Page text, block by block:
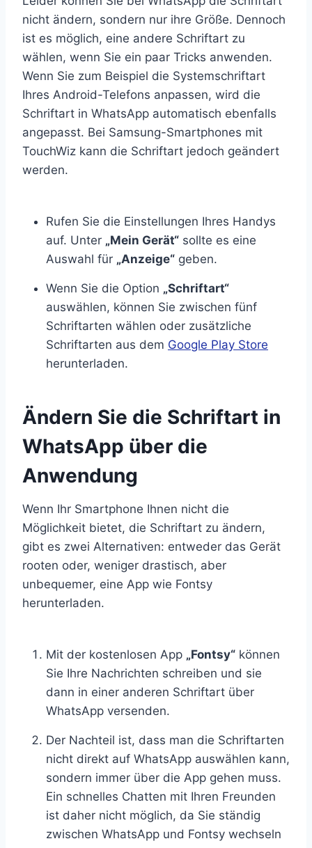
nicht ändern, sondern nur ihre Größe. Dennoch
ist es möglich, eine andere Schriftart zu
wählen, wenn Sie ein paar Tricks anwenden.
Wenn Sie zum Beispiel die Systemschriftart
Ihres Android-Telefons anpassen, wird die
Schriftart in WhatsApp automatisch ebenfalls
angepasst. Bei Samsung-Smartphones mit
TouchWiz kann die Schriftart jedoch geändert
werden.
Rufen Sie die Einstellungen Ihres Handys
auf. Unter „Mein Gerät“ sollte es eine
Auswahl für „Anzeige“ geben.
Wenn Sie die Option „Schriftart“
auswählen, können Sie zwischen fünf
Schriftarten wählen oder zusätzliche
Schriftarten aus dem Google Play Store
herunterladen.
Ändern Sie die Schriftart in
WhatsApp über die
Anwendung
Wenn Ihr Smartphone Ihnen nicht die
Möglichkeit bietet, die Schriftart zu ändern,
gibt es zwei Alternativen: entweder das Gerät
rooten oder, weniger drastisch, aber
unbequemer, eine App wie Fontsy
herunterladen.
Mit der kostenlosen App „Fontsy“ können
Sie Ihre Nachrichten schreiben und sie
dann in einer anderen Schriftart über
WhatsApp versenden.
Der Nachteil ist, dass man die Schriftarten
nicht direkt auf WhatsApp auswählen kann,
sondern immer über die App gehen muss.
Ein schnelles Chatten mit Ihren Freunden
ist daher nicht möglich, da Sie ständig
zwischen WhatsApp und Fontsy wechseln